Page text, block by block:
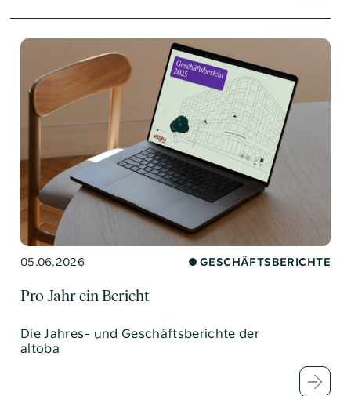
05.06.2026 GESCHÄFTSBERICHTE
Pro Jahr ein Bericht
Die Jahres- und Geschäftsberichte der
altoba